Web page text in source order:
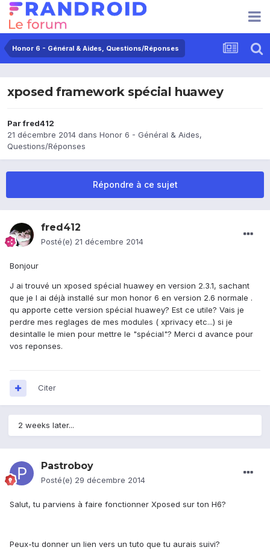
Honor 6 - Général & Aides, Questions/Réponses
xposed framework spécial huawey
Parfred412
21 décembre 2014 dans Honor 6 - Général & Aides,
Questions/Réponses
Répondre à ce sujet
fred412
Posté(e) 21 décembre 2014
Bonjour
J ai trouvé un xposed spécial huawey en version 2.3.1, sachant
que je l ai déjà installé sur mon honor 6 en version 2.6 normale .
qu apporte cette version spécial huawey? Est ce utile? Vais je
perdre mes reglages de mes modules ( xprivacy etc...) si je
desintalle le mien pour mettre le "spécial"? Merci d avance pour
vos reponses.
Citer
2 weeks later...
Pastroboy
Posté(e) 29 décembre 2014
Salut, tu parviens à faire fonctionner Xposed sur ton H6?
Peux-tu donner un lien vers un tuto que tu aurais suivi?